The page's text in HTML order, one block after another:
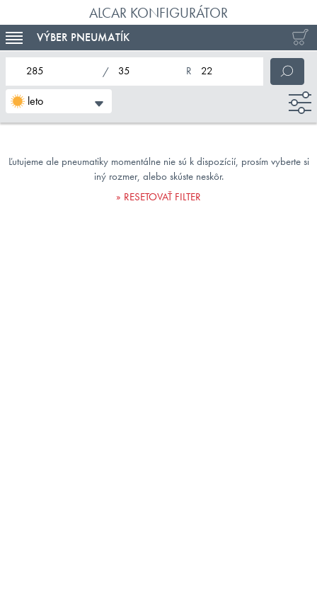
ALCAR KONFIGURÁTOR
TOGGLE NAVIGATION
VÝBER PNEUMATÍK
leto
nominálna šírka pneumatiky
profil pneumatiky
nominálny priemer pneumatiky
Ľutujeme ale pneumatiky momentálne nie sú k dispozícií, prosím vyberte si
iný rozmer, alebo skúste neskôr.
RESETOVAŤ FILTER